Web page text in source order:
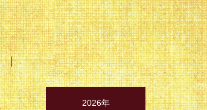
2026年